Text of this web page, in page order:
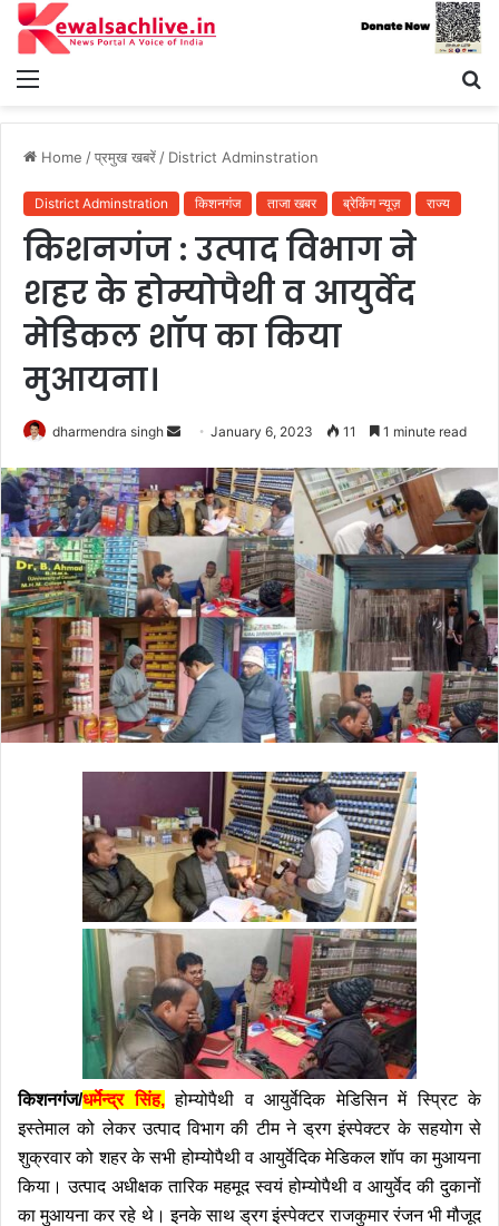
Menu
Home /प्रमुख खबरें/ District Adminstration
District Adminstration किशनगंज ताजा खबर ब्रेकिंग न्यूज़ राज्य
किशनगंज : उत्पाद विभाग ने
शहर के होम्योपैथी व आयुर्वेद
मेडिकल शॉप का किया
मुआयना।
dharmendra singh
Send
email
January 6, 2023 11 1 minute read
किशनगंज/धर्मेन्द्र सिंह,होम्योपैथी व आयुर्वेदिक मेडिसिन में स्प्रिट के
इस्तेमाल को लेकर उत्पाद विभाग की टीम ने ड्रग इंस्पेक्टर के सहयोग से
शुक्रवार को शहर के सभी होम्योपैथी व आयुर्वेदिक मेडिकल शॉप का मुआयना
किया। उत्पाद अधीक्षक तारिक महमूद स्वयं होम्योपैथी व आयुर्वेद की दुकानों
का मुआयना कर रहे थे। इनके साथ ड्रग इंस्पेक्टर राजकुमार रंजन भी मौजूद